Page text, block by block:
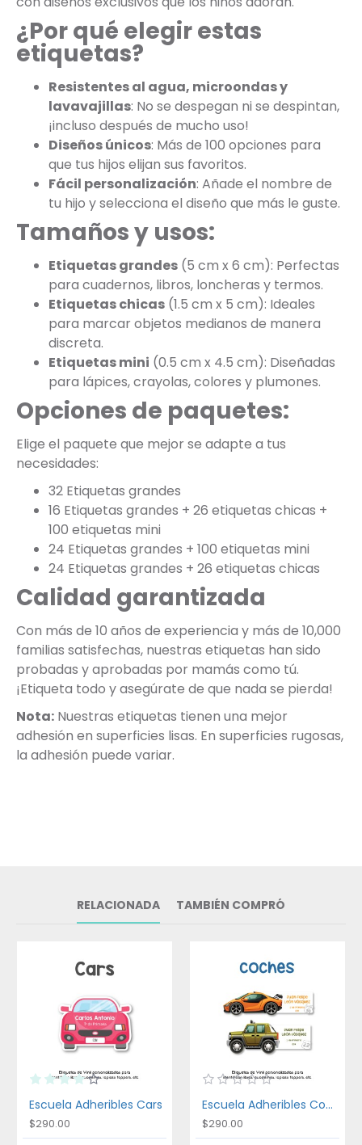
¿Por qué elegir estas
etiquetas?
Resistentes al agua, microondas y
lavavajillas: No se despegan ni se despintan,
¡incluso después de mucho uso!
Diseños únicos: Más de 100 opciones para
que tus hijos elijan sus favoritos.
Fácil personalización: Añade el nombre de
tu hijo y selecciona el diseño que más le guste.
Tamaños y usos:
Etiquetas grandes (5 cm x 6 cm): Perfectas
para cuadernos, libros, loncheras y termos.
Etiquetas chicas (1.5 cm x 5 cm): Ideales
para marcar objetos medianos de manera
discreta.
Etiquetas mini (0.5 cm x 4.5 cm): Diseñadas
para lápices, crayolas, colores y plumones.
Opciones de paquetes:
Elige el paquete que mejor se adapte a tus
necesidades:
32 Etiquetas grandes
16 Etiquetas grandes + 26 etiquetas chicas +
100 etiquetas mini
24 Etiquetas grandes + 100 etiquetas mini
24 Etiquetas grandes + 26 etiquetas chicas
Calidad garantizada
Con más de 10 años de experiencia y más de 10,000
familias satisfechas, nuestras etiquetas han sido
probadas y aprobadas por mamás como tú.
¡Etiqueta todo y asegúrate de que nada se pierda!
Nota: Nuestras etiquetas tienen una mejor
adhesión en superficies lisas. En superficies rugosas,
la adhesión puede variar.
RELACIONADA TAMBIÉN COMPRÓ
Escuela Adheribles Cars
$290.00
Escuela Adheribles Coches
$290.00